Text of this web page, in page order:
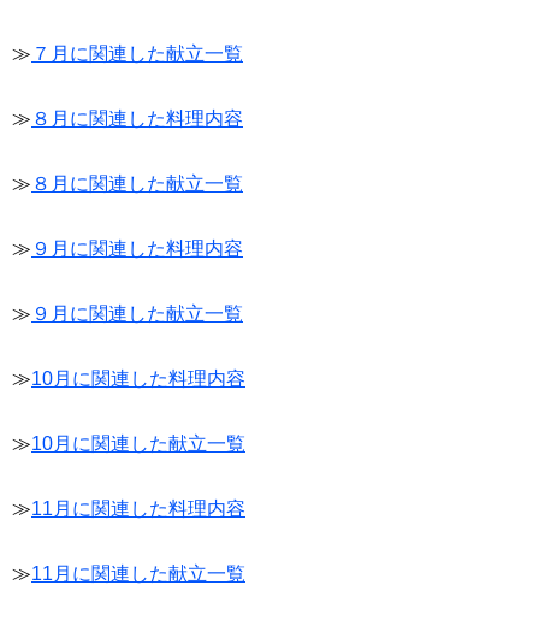
≫ ７月に関連した献立一覧
≫ ８月に関連した料理内容
≫ ８月に関連した献立一覧
≫ ９月に関連した料理内容
≫ ９月に関連した献立一覧
≫10月に関連した料理内容
≫10月に関連した献立一覧
≫11月に関連した料理内容
≫11月に関連した献立一覧